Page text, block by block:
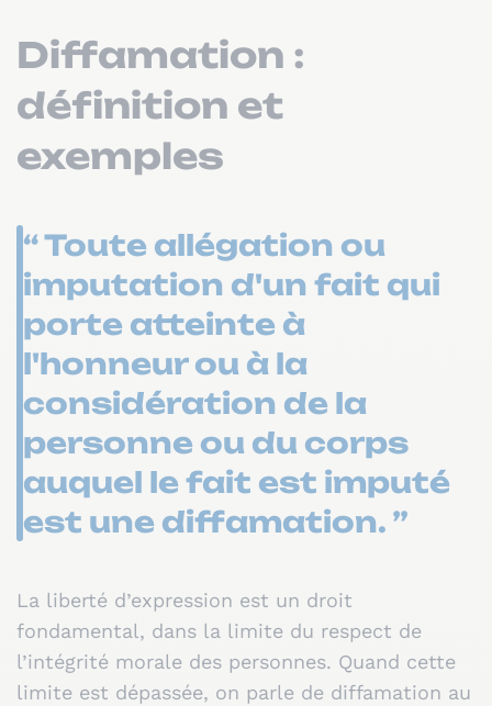
Diffamation :
définition et
exemples
“ Toute allégation ou
imputation d'un fait qui
porte atteinte à
l'honneur ou à la
considération de la
personne ou du corps
auquel le fait est imputé
est une diffamation. ”
La liberté d’expression est un droit
fondamental, dans la limite du respect de
l’intégrité morale des personnes. Quand cette
limite est dépassée, on parle de diffamation au